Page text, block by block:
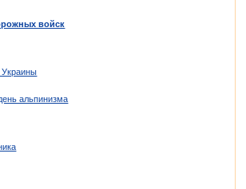
войск
Украины
альпинизма